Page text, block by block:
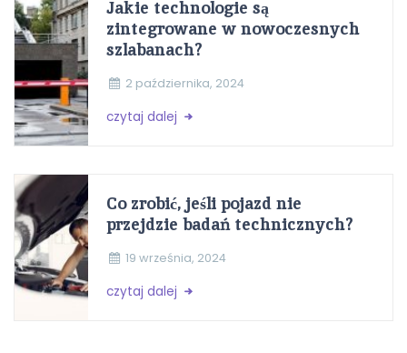
Jakie technologie są
zintegrowane w nowoczesnych
szlabanach?
2 października, 2024
czytaj dalej
Co zrobić, jeśli pojazd nie
przejdzie badań technicznych?
19 września, 2024
czytaj dalej